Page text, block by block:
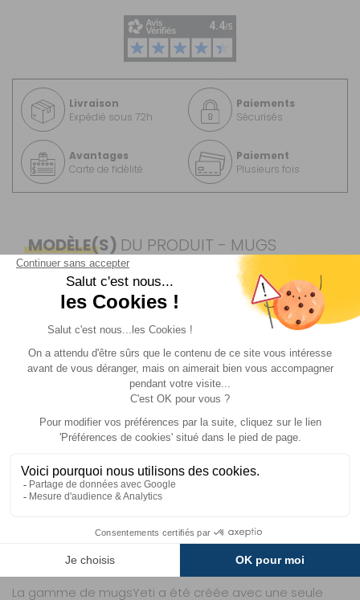
Livraison
Expédié sous 72h
Paiements
Sécurisés
Avantages
Carte de fidélité
Paiement
Plusieurs fois
MODÈLE(S) DU PRODUIT - MUGS
ISOTHERME
Référence :
522367
Modèle : MUG
ISOTHERME
60cl
Contenance :
0,3 l
- 28%
Prix :
Disponibilité :
Retrait Magasin
DISPONIBLE IMMÉDIATEMENT
DANS 22 MAGASIN(S)
AJOUTER AU PANIER
Voir plus +
Description Livraison et retour
La gamme de mugsYeti a été créée avec une seule